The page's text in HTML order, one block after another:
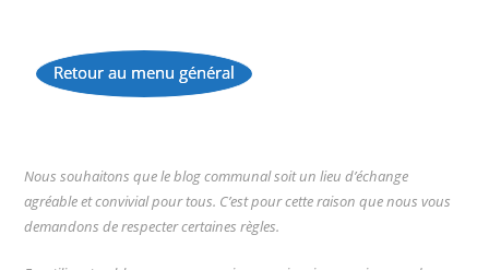
Retour au menu général
...
Nous souhaitons que le blog communal soit un lieu d’échange
agréable et convivial pour tous. C’est pour cette raison que nous vous
demandons de respecter certaines règles.